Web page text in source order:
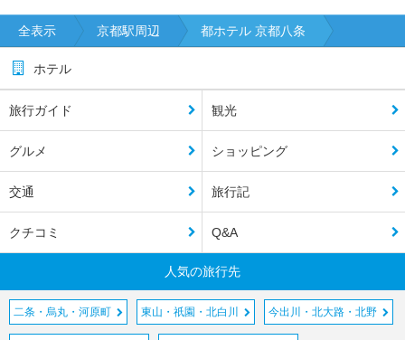
全表示 京都駅周辺 都ホテル 京都八条
ホテル
旅行ガイド 観光
グルメ ショッピング
交通 旅行記
クチコミ Q&A
人気の旅行先
二条・烏丸・河原町 東山・祇園・北白川 今出川・北大路・北野